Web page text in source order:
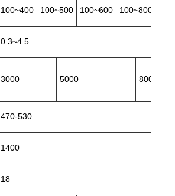
100~400 100~500 100~600 100~800
0.3~4.5
3000 5000 8000-
470-530
1400
18